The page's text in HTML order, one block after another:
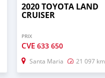
2020 TOYOTA LAND
CRUISER
PRIX
CVE633 650
Santa Maria 21 097 km